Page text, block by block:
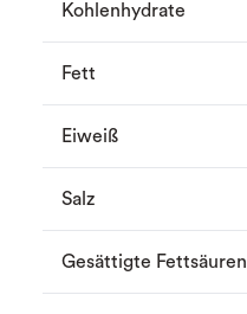
Kohlenhydrate
Fett
Eiweiß
Salz
Gesättigte Fettsäuren